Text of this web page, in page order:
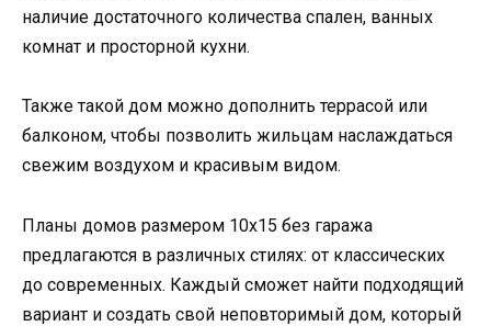
наличие достаточного количества спален, ванных
комнат и просторной кухни.
Также такой дом можно дополнить террасой или
балконом, чтобы позволить жильцам наслаждаться
свежим воздухом и красивым видом.
Планы домов размером 10х15 без гаража
предлагаются в различных стилях: от классических
до современных. Каждый сможет найти подходящий
вариант и создать свой неповторимый дом, который